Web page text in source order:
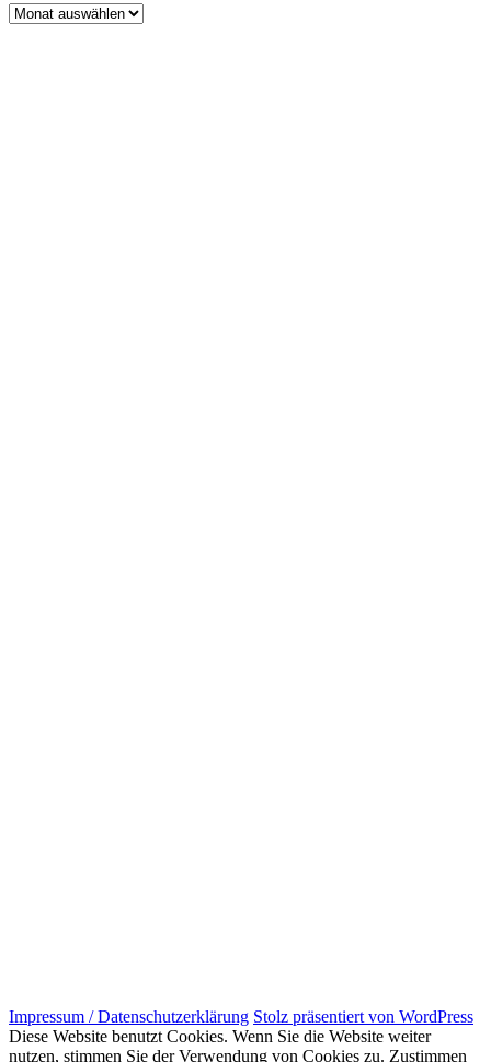
Impressum / Datenschutzerklärung Stolz präsentiert von WordPress
Diese Website benutzt Cookies. Wenn Sie die Website weiter
nutzen, stimmen Sie der Verwendung von Cookies zu. Zustimmen